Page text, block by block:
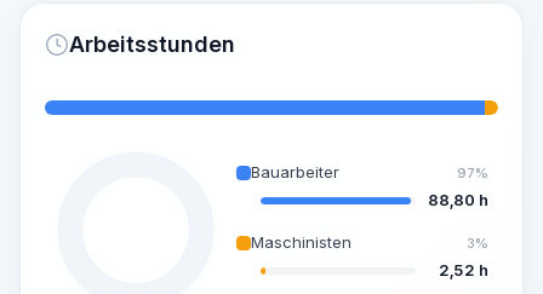
Arbeitsstunden
Bauarbeiter 97%
88,80 h
Maschinisten 3%
2,52 h